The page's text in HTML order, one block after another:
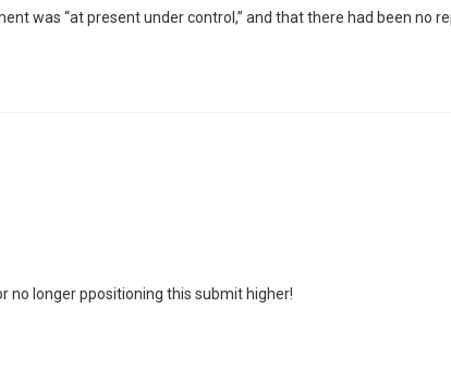
was “at present under control,” and that there had been no
no longer ppositioning this submit higher!